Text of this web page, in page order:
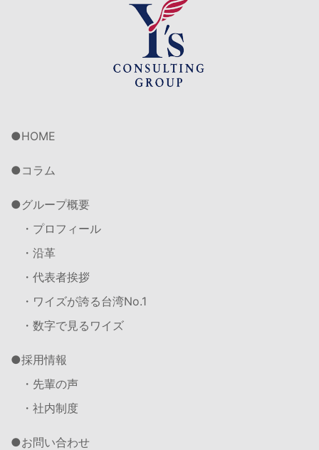
HOME
コラム
グループ概要
・プロフィール
・沿革
・代表者挨拶
・ワイズが誇る台湾No.1
・数字で見るワイズ
採用情報
・先輩の声
・社内制度
お問い合わせ